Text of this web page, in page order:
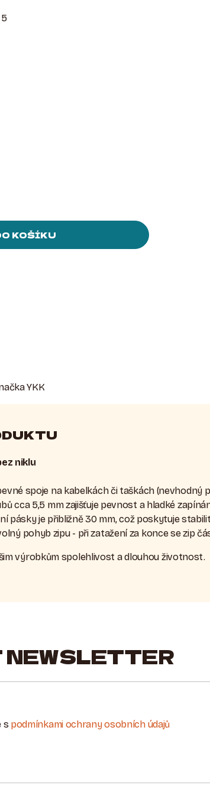
KOŠÍKU
YKK
niklu
spoje na kabelkách či taškách (nevhodný
cca 5,5 mm zajišťuje pevnost a hladké
pásky je přibližně 30 mm, což poskytuje
pohyb zipu - při zatažení za konce se zip
výrobkům spolehlivost a dlouhou životnost.
s podmínkami ochrany osobních údajů